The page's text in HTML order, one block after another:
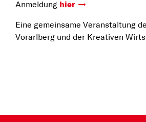
Anmeldung hier
Eine gemeinsame Veranstaltung
Vorarlberg und der Kreativen